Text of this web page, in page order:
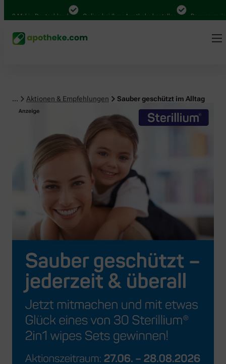
in Deutschland Online bei Ihrer Apotheke bestellen Bequem
... Aktionen & Empfehlungen Sauber geschützt im Alltag